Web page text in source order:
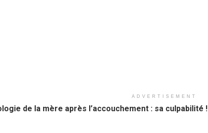
ADVERTISEMENT
de la mère après l’accouchement : sa culpabilité !